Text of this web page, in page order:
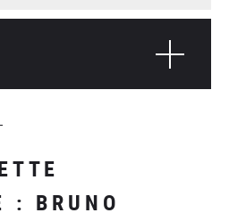
: BRUNO